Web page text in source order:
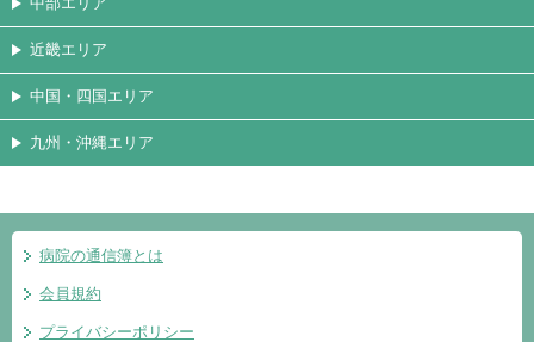
近畿エリア
中国・四国エリア
九州・沖縄エリア
病院の通信簿とは
会員規約
プライバシーポリシー